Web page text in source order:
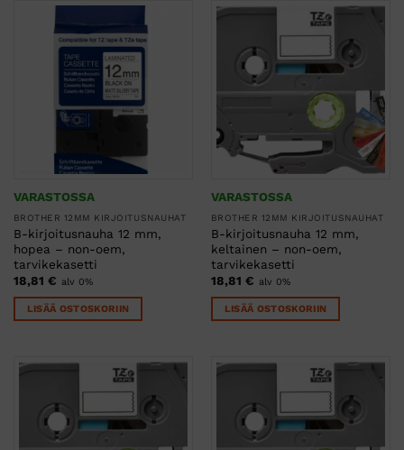
VARASTOSSA
BROTHER 12MM KIRJOITUSNAUHAT
B-kirjoitusnauha 12 mm,
hopea – non-oem,
tarvikekasetti
18,81 € alv 0%
LISÄÄ OSTOSKORIIN
VARASTOSSA
BROTHER 12MM KIRJOITUSNAUHAT
B-kirjoitusnauha 12 mm,
keltainen – non-oem,
tarvikekasetti
18,81 € alv 0%
LISÄÄ OSTOSKORIIN